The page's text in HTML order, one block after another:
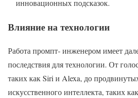
инновационных подсказок.
Влияние на технологии
Работа промпт- инженером имеет
последствия для технологии. От
таких как Siri и Alexa, до
искусственного интеллекта, таких